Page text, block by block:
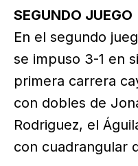
SEGUNDO JUEGO
En el segundo
se impuso 3-1 en
primera carrera
con dobles de
Rodriguez, el
con cuadrangular